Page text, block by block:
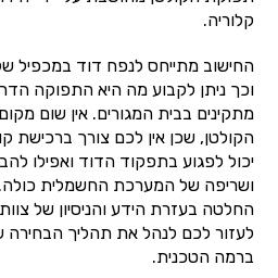
קלוריה.
החישוב מתייחס לנפח דוד במכפיל
וכך ניתן לקבוע מה היא התפוקה
מתקינים בבית המגורים. אין שום
הקולטן, שכן אין לכם צורך ברכישת
יכול לפגוע בתפקוד הדוד ואפילו
ושריפה של המערכת החשמלית
החלטה בעזרת הידע והניסיון של צוות
לעזור לכם לנהל את תהליך
ברמה הטכנית.